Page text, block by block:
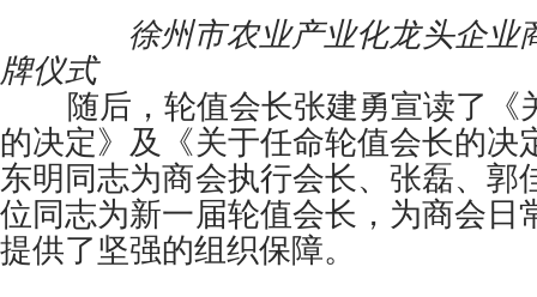
徐州市农业产业化龙头企业商
牌仪式
随后，轮值会长张建勇宣读了《
的决定》及《关于任命轮值会长的决
东明同志为商会执行会长、张磊、郭
位同志为新一届轮值会长，为商会日
提供了坚强的组织保障。